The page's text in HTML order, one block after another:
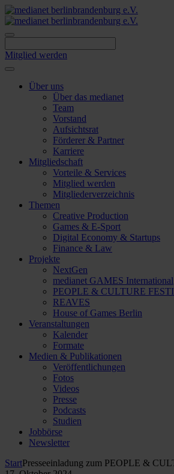
Skip
to
content
Mitglied werden
Über uns
Über das medianet
Team
Vorstand
Aufsichtsrat
Förderer & Partner
Karriere
Mitgliedschaft
Vorteile & Services
Mitglied werden
Mitgliederverzeichnis
Themen
Creative Production
Games & E-Sport
Digital Economy & Startups
Finance & Law
Projekte
NextGen
medianet GAMES International
PEOPLE & CULTURE
REAVES
House of Games Berlin
Veranstaltungen
Kalender
Formate
Medien & Publikationen
Veröffentlichungen
Fotos
Videos
Presse
Podcasts
Studien
Jobbörse
Newsletter
StartPresseeinladung zum PEOPLE &